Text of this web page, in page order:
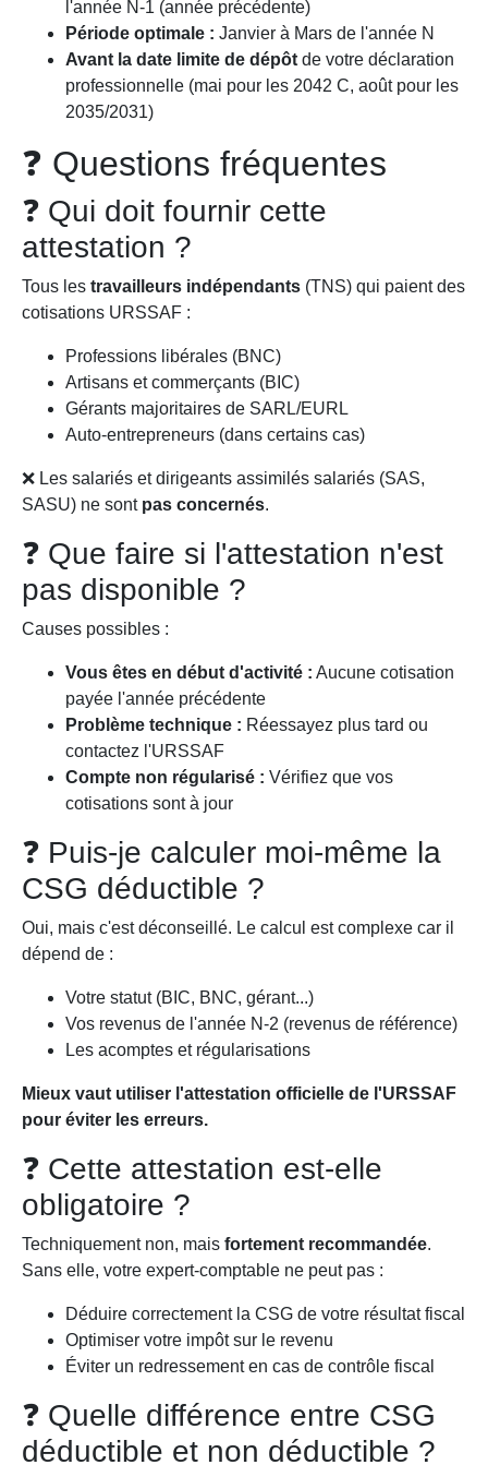
l'année N-1 (année précédente)
Période optimale : Janvier à Mars de l'année N
Avant la date limite de dépôt de votre déclaration
professionnelle (mai pour les 2042 C, août pour les
2035/2031)
❓ Questions fréquentes
❓ Qui doit fournir cette
attestation ?
Tous les travailleurs indépendants (TNS) qui paient des
cotisations URSSAF :
Professions libérales (BNC)
Artisans et commerçants (BIC)
Gérants majoritaires de SARL/EURL
Auto-entrepreneurs (dans certains cas)
❌ Les salariés et dirigeants assimilés salariés (SAS,
SASU) ne sont pas concernés.
❓ Que faire si l'attestation n'est
pas disponible ?
Causes possibles :
Vous êtes en début d'activité : Aucune cotisation
payée l'année précédente
Problème technique : Réessayez plus tard ou
contactez l'URSSAF
Compte non régularisé : Vérifiez que vos
cotisations sont à jour
❓ Puis-je calculer moi-même la
CSG déductible ?
Oui, mais c'est déconseillé. Le calcul est complexe car il
dépend de :
Votre statut (BIC, BNC, gérant...)
Vos revenus de l'année N-2 (revenus de référence)
Les acomptes et régularisations
Mieux vaut utiliser l'attestation officielle de l'URSSAF
pour éviter les erreurs.
❓ Cette attestation est-elle
obligatoire ?
Techniquement non, mais fortement recommandée.
Sans elle, votre expert-comptable ne peut pas :
Déduire correctement la CSG de votre résultat fiscal
Optimiser votre impôt sur le revenu
Éviter un redressement en cas de contrôle fiscal
❓ Quelle différence entre CSG
déductible et non déductible ?